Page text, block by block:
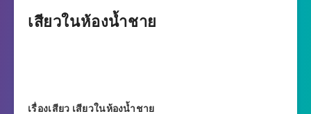
เสียวในห้องน้ำชาย
เรื่องเสียว เสียวในห้องน้ำชาย